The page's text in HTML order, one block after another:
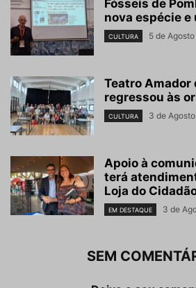
Fósseis de
nova espécie e
CULTURA 5 de
Teatro Amador
regressou às
CULTURA 3 de
Apoio à
terá
Loja do
EM DESTAQUE 3 de
SEM